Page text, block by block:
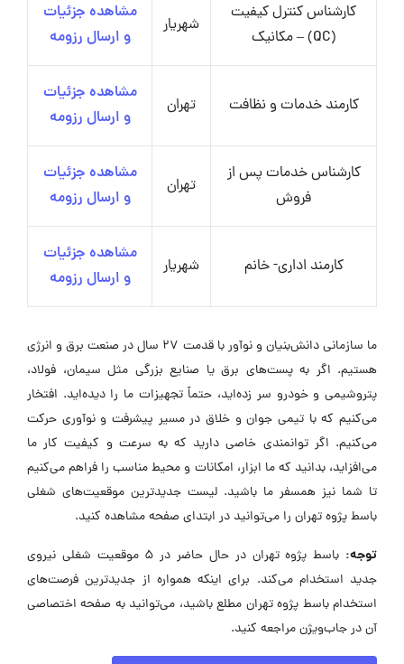
کارشناس کنترل کیفیت
(QC) – مکانیک
شهریار
مشاهده جزئیات
و ارسال رزومه
کارمند خدمات و نظافت تهران
مشاهده جزئیات
و ارسال رزومه
کارشناس خدمات پس از
فروش
تهران
مشاهده جزئیات
و ارسال رزومه
کارمند اداری- خانم شهریار
مشاهده جزئیات
و ارسال رزومه
ما سازمانی دانش‌بنیان و نوآور با قدمت ۲۷ سال در صنعت برق و انرژی
هستیم. اگر به پست‌های برق یا صنایع بزرگی مثل سیمان، فولاد،
پتروشیمی و خودرو سر زده‌اید، حتماً تجهیزات ما را دیده‌اید. افتخار
می‌کنیم که با تیمی جوان و خلاق در مسیر پیشرفت و نوآوری حرکت
می‌کنیم. اگر توانمندی خاصی دارید که به سرعت و کیفیت کار ما
می‌افزاید، بدانید که ما ابزار، امکانات و محیط مناسب را فراهم می‌کنیم
تا شما نیز همسفر ما باشید. لیست جدیدترین موقعیت‌های شغلی
باسط پژوه تهران را می‌توانید در ابتدای صفحه مشاهده کنید.
توجه:
باسط پژوه تهران در حال حاضر در ۵ موقعیت شغلی نیروی
جدید استخدام می‌کند. برای اینکه همواره از جدیدترین فرصت‌های
استخدام باسط پژوه تهران مطلع باشید، می‌توانید به صفحه اختصاصی
آن در جاب‌ویژن مراجعه کنید.